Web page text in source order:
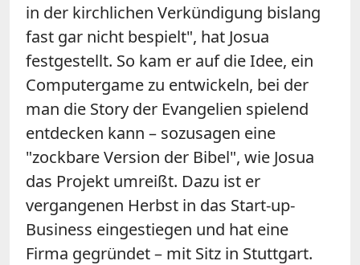
in der kirchlichen Verkündigung bislang
fast gar nicht bespielt", hat Josua
festgestellt. So kam er auf die Idee, ein
Computergame zu entwickeln, bei der
man die Story der Evangelien spielend
entdecken kann – sozusagen eine
"zockbare Version der Bibel", wie Josua
das Projekt umreißt. Dazu ist er
vergangenen Herbst in das Start-up-
Business eingestiegen und hat eine
Firma gegründet – mit Sitz in Stuttgart.